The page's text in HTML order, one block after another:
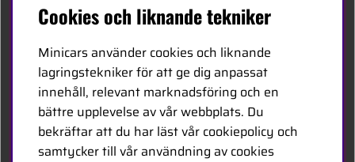
Bli återförsäljare
Bli leverantör
Jobba hos oss
Cookies och liknande tekniker
Minicars använder cookies och liknande
lagringstekniker för att ge dig anpassat
innehåll, relevant marknadsföring och en
bättre upplevelse av vår webbplats. Du
bekräftar att du har läst vår cookiepolicy och
samtycker till vår användning av cookies